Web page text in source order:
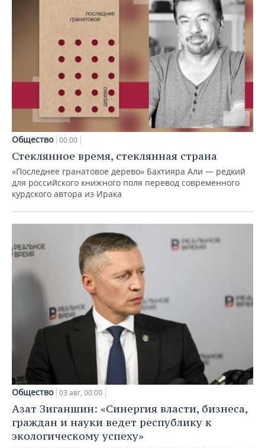
Общество 00:00
Стеклянное время, стеклянная страна
«Последнее гранатовое дерево» Бахтияра Али — редкий
для российского книжного поля перевод современного
курдского автора из Ирака
Общество 03 авг, 00:00
Азат Зиганшин: «Синергия власти, бизнеса,
граждан и науки ведет республику к
экологическому успеху»